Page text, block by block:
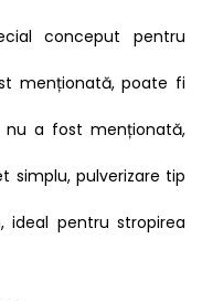
conceput pentru
menționată, poate fi
nu a fost menționată,
simplu, pulverizare tip
ideal pentru stropirea